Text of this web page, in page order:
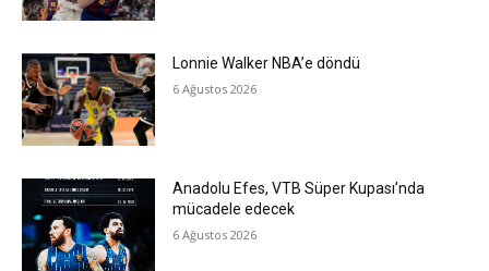
Lonnie Walker NBA’e döndü
6 Ağustos 2026
Anadolu Efes, VTB Süper Kupası’nda
mücadele edecek
6 Ağustos 2026